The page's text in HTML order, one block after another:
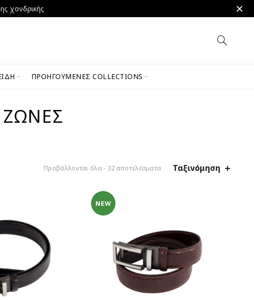
ΠΡΟΗΓΟΎΜΕΝΕΣ COLLECTIONS
Προβάλλονται όλα - 32 αποτελέσματα Ταξινόμηση
NEW
χονδρικής